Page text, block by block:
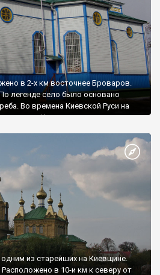
в 2-х км восточнее Броваров.
легенде село было основано
Во времена Киевской Руси на
Иваничи, которое
из старейших на Киевщине.
в 10-и км к северу от